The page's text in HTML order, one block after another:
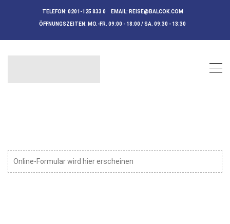
TELEFON: 0201-125 833 0 EMAIL: REISE@BALCOK.COM
ÖFFNUNGSZEITEN: MO.-FR. 09:00 - 18:00 / SA. 09:30 - 13:30
Online-Formular wird hier erscheinen